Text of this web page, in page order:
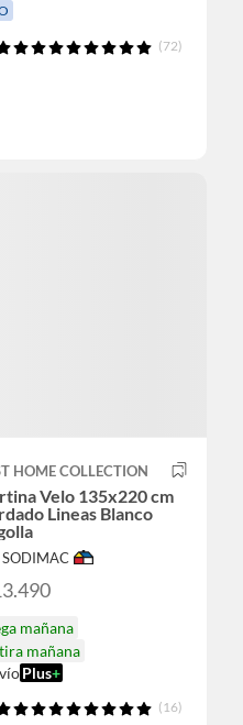
(72)
HOME COLLECTION
Velo 135x220 cm
Lineas Blanco
SODIMAC
mañana
mañana
Plus+
(16)